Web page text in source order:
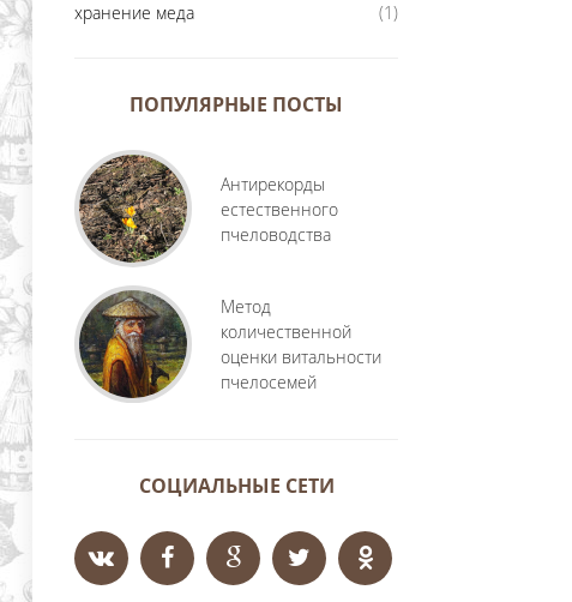
хранение меда
(1)
ПОПУЛЯРНЫЕ ПОСТЫ
Антирекорды
естественного
пчеловодства
Метод
количественной
оценки витальности
пчелосемей
СОЦИАЛЬНЫЕ СЕТИ